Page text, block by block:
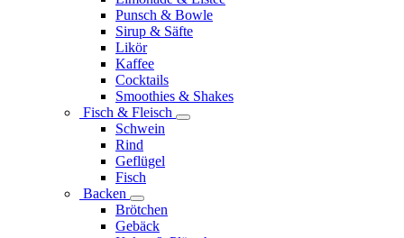
Punsch & Bowle
Sirup & Säfte
Likör
Kaffee
Cocktails
Smoothies & Shakes
Fisch & Fleisch
Schwein
Rind
Geflügel
Fisch
Backen
Brötchen
Gebäck